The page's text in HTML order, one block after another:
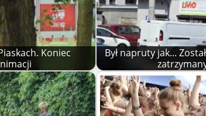
Koniec
Był napruty jak...